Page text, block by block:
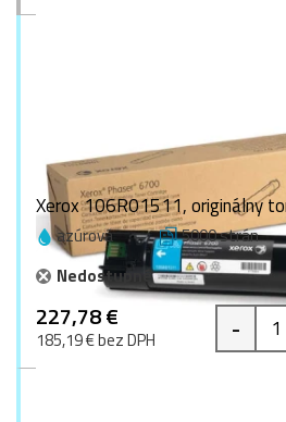
Xerox 106R01511, originálny
azúrová 5000 strán
Nedostupné
227,78 €
185,19 € bez DPH -